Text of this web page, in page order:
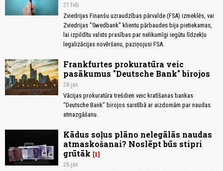
21.feb
Zviedrijas Finanšu uzraudzības pārvalde (FSA) izmeklēs, vai
Zviedrijas "Swedbank" klientu pārbaudes bija pietiekamas,
lai izpildītu valsts prasības par nelikumīgi iegūtu līdzekļu
legalizācijas novēršanu, paziņojusi FSA.
Frankfurtes prokuratūra veic
pasākumus "Deutsche Bank" birojos
28.jan
Vācijas prokuratūra trešdien veic kratīšanas bankas
"Deutsche Bank" birojos saistībā ar aizdomām par naudas
atmazgāšanu.
Kādus soļus plāno nelegālās naudas
atmaskošanai? Noslēpt būs stipri
grūtāk
1
26.jan